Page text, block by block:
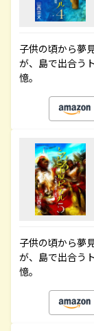
子供の頃から夢
が、島で出合う
憶。
子供の頃から夢
が、島で出合う
憶。